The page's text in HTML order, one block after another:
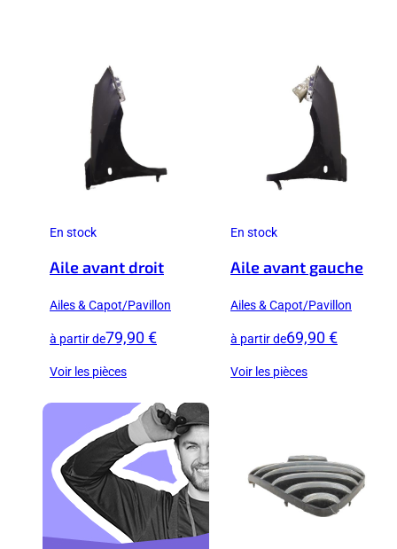
En stock
Aile avant droit
Ailes & Capot/Pavillon
à partir de79,90 €
Voir les pièces
En stock
Aile avant gauche
Ailes & Capot/Pavillon
à partir de69,90 €
Voir les pièces